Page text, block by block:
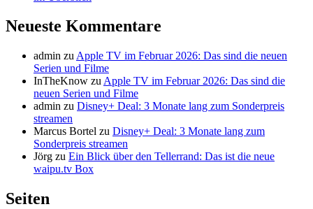
Neueste Kommentare
admin zu Apple TV im Februar 2026: Das sind die neuen
Serien und Filme
InTheKnow zu Apple TV im Februar 2026: Das sind die
neuen Serien und Filme
admin zu Disney+ Deal: 3 Monate lang zum Sonderpreis
streamen
Marcus Bortel zu Disney+ Deal: 3 Monate lang zum
Sonderpreis streamen
Jörg zu Ein Blick über den Tellerrand: Das ist die neue
waipu.tv Box
Seiten